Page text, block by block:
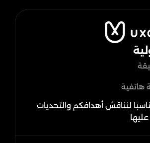
موعدًا معنا الآن
هاتفية
لنناقش أهدافكم والتحديات